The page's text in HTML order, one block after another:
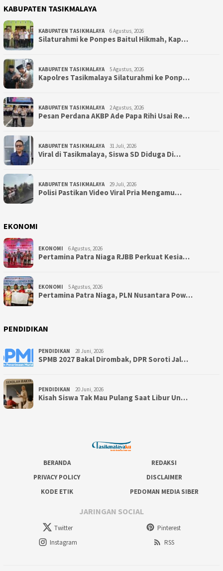
KABUPATEN TASIKMALAYA
KABUPATEN TASIKMALAYA 6 Agustus, 2026
Silaturahmi ke Ponpes Baitul Hikmah, Kap…
KABUPATEN TASIKMALAYA 5 Agustus, 2026
Kapolres Tasikmalaya Silaturahmi ke Ponp…
KABUPATEN TASIKMALAYA 2 Agustus, 2026
Pesan Perdana AKBP Ade Papa Rihi Usai Re…
KABUPATEN TASIKMALAYA 31 Juli, 2026
Viral di Tasikmalaya, Siswa SD Diduga Di…
KABUPATEN TASIKMALAYA 29 Juli, 2026
Polisi Pastikan Video Viral Pria Mengamu…
EKONOMI
EKONOMI 6 Agustus, 2026
Pertamina Patra Niaga RJBB Perkuat Kesia…
EKONOMI 5 Agustus, 2026
Pertamina Patra Niaga, PLN Nusantara Pow…
PENDIDIKAN
PENDIDIKAN 28 Juni, 2026
SPMB 2027 Bakal Dirombak, DPR Soroti Jal…
PENDIDIKAN 20 Juni, 2026
Kisah Siswa Tak Mau Pulang Saat Libur Un…
BERANDA
REDAKSI
PRIVACY POLICY
DISCLAIMER
KODE ETIK
PEDOMAN MEDIA SIBER
JARINGAN SOCIAL
Twitter
Pinterest
Instagram
RSS